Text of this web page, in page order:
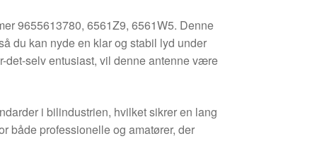
9655613780, 6561Z9, 6561W5. Denne
du kan nyde en klar og stabil lyd under
det-selv entusiast, vil denne antenne være
i bilindustrien, hvilket sikrer en lang
både professionelle og amatører, der